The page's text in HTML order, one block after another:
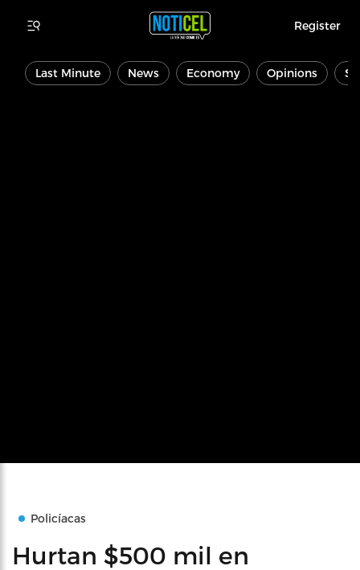
Register
Last Minute News Economy Opinions
Policíacas
Hurtan $500 mil en